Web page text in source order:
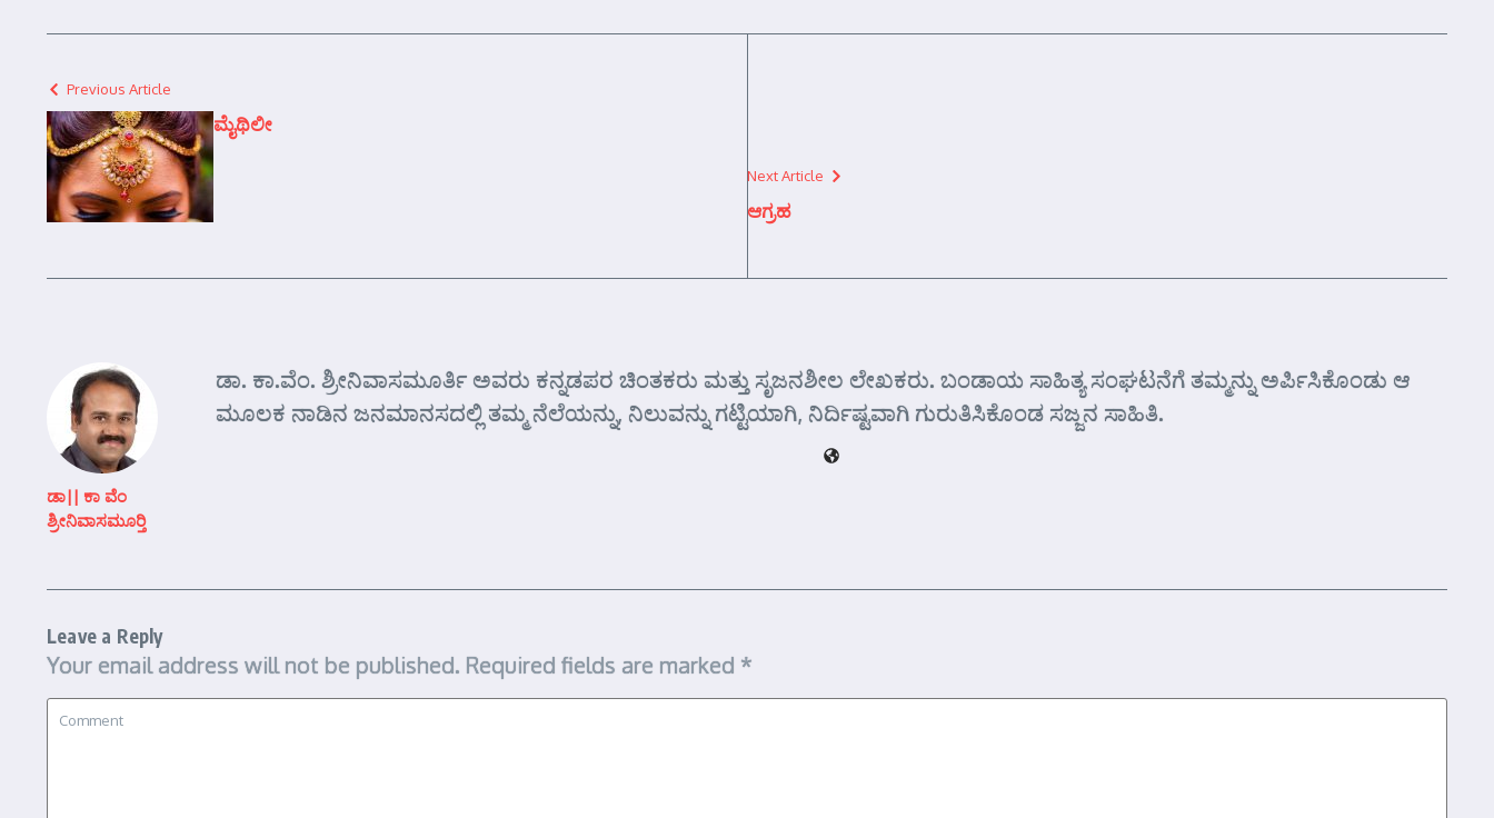
Previous Article
ಮೈಥಿಲೀ
Next Article
ಆಗ್ರಹ
ಡಾ|| ಕಾ ವೆಂ
ಶ್ರೀನಿವಾಸಮೂರ್‍ತಿ
ಡಾ. ಕಾ.ವೆಂ. ಶ್ರೀನಿವಾಸಮೂರ್ತಿ ಅವರು ಕನ್ನಡಪರ ಚಿಂತಕರು ಮತ್ತು ಸೃಜನಶೀಲ ಲೇಖಕರು. ಬಂಡಾಯ ಸಾಹಿತ್ಯ ಸಂಘಟನೆಗೆ ತಮ್ಮನ್ನು ಅರ್ಪಿಸಿಕೊಂಡು ಆ
ಮೂಲಕ ನಾಡಿನ ಜನಮಾನಸದಲ್ಲಿ ತಮ್ಮ ನೆಲೆಯನ್ನು, ನಿಲುವನ್ನು ಗಟ್ಟಿಯಾಗಿ, ನಿರ್ದಿಷ್ಟವಾಗಿ ಗುರುತಿಸಿಕೊಂಡ ಸಜ್ಜನ ಸಾಹಿತಿ.
Leave a Reply
Your email address will not be published. Required fields are marked *